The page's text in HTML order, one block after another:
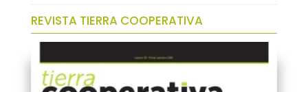
REVISTA TIERRA COOPERATIVA